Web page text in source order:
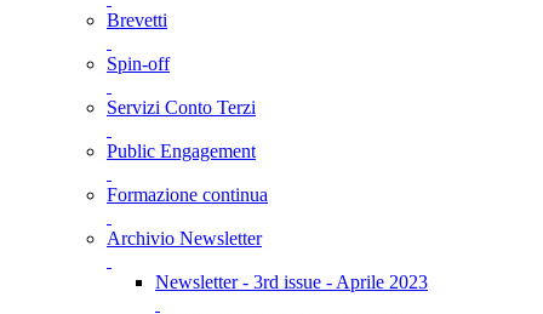
Brevetti
Spin-off
Servizi Conto Terzi
Public Engagement
Formazione continua
Archivio Newsletter
Newsletter - 3rd issue - Aprile 2023